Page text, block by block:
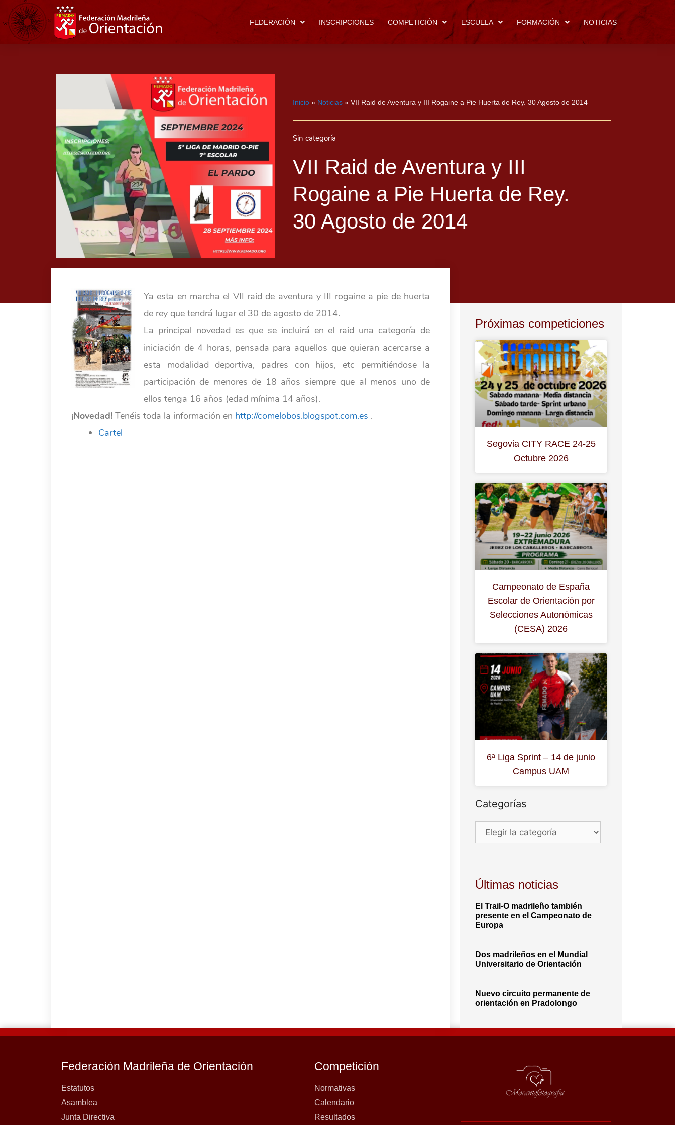
FEDERACIÓN INSCRIPCIONES COMPETICIÓN ESCUELA FORMACIÓN NOTICIAS
Inicio » Noticias » VII Raid de Aventura y III Rogaine a Pie Huerta de Rey. 30 Agosto de 2014
Sin categoría
VII Raid de Aventura y III
Rogaine a Pie Huerta de Rey.
30 Agosto de 2014
Ya esta en marcha el VII raid de aventura y III rogaine a pie de huerta
de rey que tendrá lugar el 30 de agosto de 2014.
La principal novedad es que se incluirá en el raid una categoría de
iniciación de 4 horas, pensada para aquellos que quieran acercarse a
esta modalidad deportiva, padres con hijos, etc permitiéndose la
participación de menores de 18 años siempre que al menos uno de
ellos tenga 16 años (edad mínima 14 años).
¡Novedad! Tenéis toda la información en http://comelobos.blogspot.com.es .
Cartel
Próximas competiciones
Segovia CITY RACE 24-25
Octubre 2026
Campeonato de España
Escolar de Orientación por
Selecciones Autonómicas
(CESA) 2026
6ª Liga Sprint – 14 de junio
Campus UAM
Categorías
Últimas noticias
El Trail-O madrileño también
presente en el Campeonato de
Europa
Dos madrileños en el Mundial
Universitario de Orientación
Nuevo circuito permanente de
orientación en Pradolongo
Federación Madrileña de Orientación
Estatutos
Asamblea
Junta Directiva
Competición
Normativas
Calendario
Resultados